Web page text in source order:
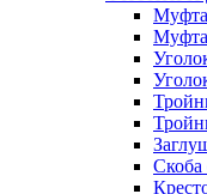
Муфта
Скоба